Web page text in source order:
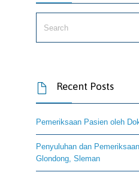
 Recent Posts
Pemeriksaan Pasien oleh
Penyuluhan dan
Glondong, Sleman